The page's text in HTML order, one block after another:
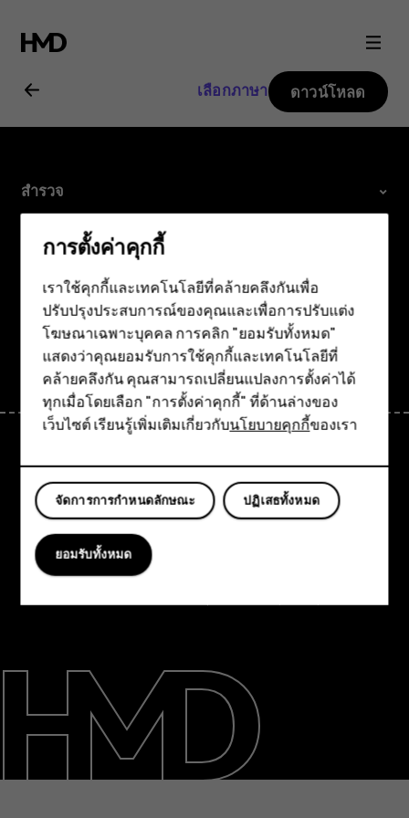
คู่มือ
ผู้
ใช้
Nokia
8.1
สมาร์ทโฟน
ฟีเจอร์โฟน
อุปกรณ์เสริม
แท็บเล็ต
ซ่อมแซม ใช้ซ้ำ รีไซเคิล
Thailand
เลือกภาษา ดาวน์โหลด
สำรวจ
การสนับสนุน
FacebookInstagram
TiktokYoutubeLinkedinDiscord
TM และ © 2026 HMD Global สงวนลิขสิทธิ์ Bertel Jungin aukio 9,
อนุญาตของแบรนด์ Nokia สำหรับโทรศัพท์มือถือ Nokia คือ
เครื่องหมายการค้าจดทะเบียนของ Nokia Corporation.
การตั้งค่าคุกกี้
เราใช้คุกกี้และเทคโนโลยีที่คล้ายคลึงกันเพื่อ
ปรับปรุงประสบการณ์ของคุณและเพื่อการปรับแต่ง
โฆษณาเฉพาะบุคคล การคลิก "ยอมรับทั้งหมด"
แสดงว่าคุณยอมรับการใช้คุกกี้และเทคโนโลยีที่
คล้ายคลึงกัน คุณสามารถเปลี่ยนแปลงการตั้งค่าได้
ทุกเมื่อโดยเลือก "การตั้งค่าคุกกี้" ที่ด้านล่างของ
เว็บไซต์ เรียนรู้เพิ่มเติมเกี่ยวกับนโยบายคุกกี้ของเรา
ปฏิเสธทั้งหมด
จัดการการกำหนดลักษณะ
ยอมรับทั้งหมด